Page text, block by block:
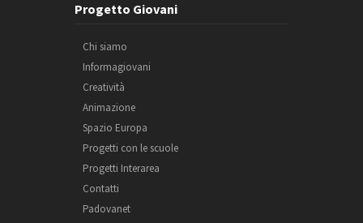
Progetto Giovani
Chi siamo
Informagiovani
Creatività
Animazione
Spazio Europa
Progetti con le scuole
Progetti Interarea
Contatti
Padovanet